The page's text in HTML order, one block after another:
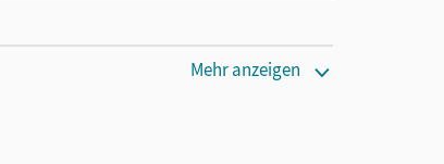
Mehr anzeigen